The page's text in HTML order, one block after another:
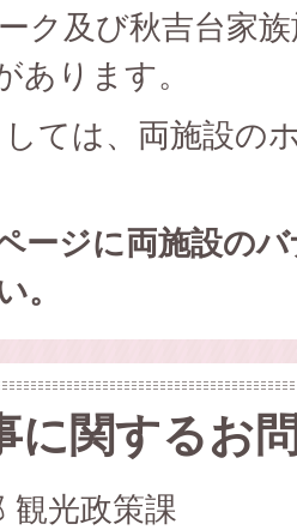
ク及び秋吉台家
あります。
ては、両施設の
ージに両施設の
。
に関するお
観光政策課